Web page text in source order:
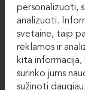
Foteliai
personalizuoti,
analizuoti.
svetaine, taip
reklamos ir
kita informacija,
surinko jums
sužinoti